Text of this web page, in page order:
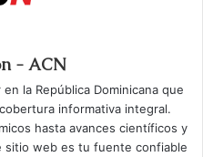
- ACN
la República Dominicana que
informativa integral.
hasta avances científicos y
web es tu fuente confiable